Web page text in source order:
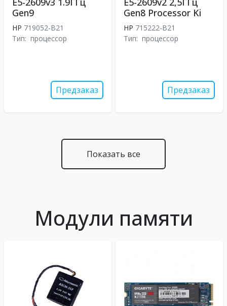
Gen9
HP 719052-B21
Тип: процессор
Предзаказ
Gen8 Processor Ki
HP 715222-B21
Тип: процессор
Предзаказ
Показать все
Модули памяти